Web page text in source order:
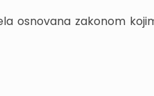
osnovana zakonom